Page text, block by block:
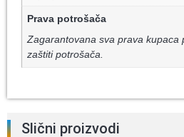
Prava potrošača
Zagarantovana sva prava kupaca
zaštiti potrošača.
Slični proizvodi